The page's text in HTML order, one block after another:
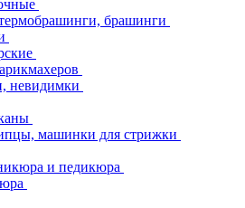
брашинги
невидимки
машинки для стрижки
и педикюра